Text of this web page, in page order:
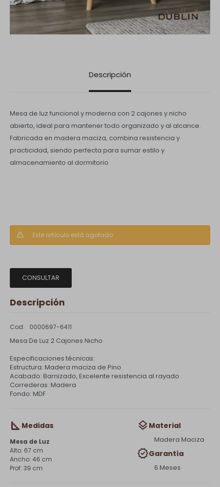
Descripción
Mesa de luz funcional y moderna con 2 cajones y nicho
abierto, ideal para mantener todo organizado y al alcance.
Fabricada en madera maciza, combina resistencia y
practicidad, siendo perfecta para sumar estilo y
almacenamiento al dormitorio
Este artículo está agotado.
CONSULTAR
Descripción
0000697-6411
Mesa De Luz 2 Cajones Nicho
Especificaciones técnicas:
Estructura: Madera maciza de Pino
Acabado: Barnizado, Excelente resistencia al rayado
Correderas: Madera
Fondo: MDF
Medidas
Mesa de Luz
67 cm
46 cm
39 cm
Material
Madera Maciza
Garantía
6 Meses